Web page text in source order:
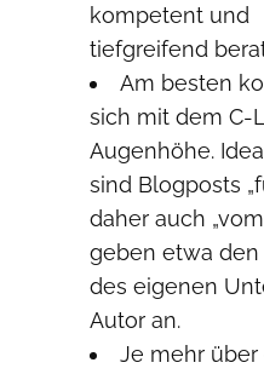
kompetent und
tiefgreifend
Am besten
sich mit dem C-
Augenhöhe.
sind Blogposts
daher auch
geben etwa
des eigenen
Autor an.
Je mehr